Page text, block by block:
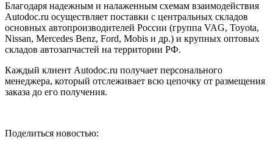
Благодаря надежным и налаженным схемам взаимодействия
Autodoc.ru осуществляет поставки с центральных складов
основных автопроизводителей России (группа VAG, Toyota,
Nissan, Mercedes Benz, Ford, Mobis и др.) и крупных оптовых
складов автозапчастей на территории РФ.
Каждый клиент Autodoc.ru получает персонального
менеджера, который отслеживает всю цепочку от размещения
заказа до его получения.
Поделиться новостью: